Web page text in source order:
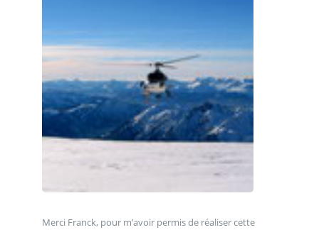
Merci Franck, pour m’avoir permis de réaliser cette